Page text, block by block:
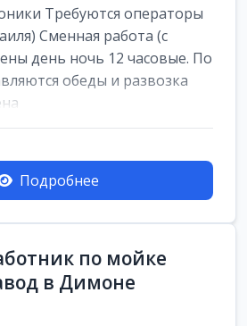
Требуются операторы
Сменная работа (с
день ночь 12 часовые. По
обеды и развозка
Подробнее
по мойке
в Димоне